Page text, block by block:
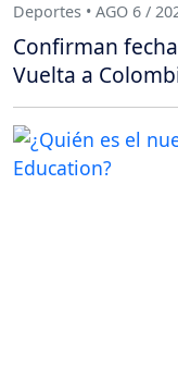
Deportes • AGO 6 /
Confirman
Vuelta a